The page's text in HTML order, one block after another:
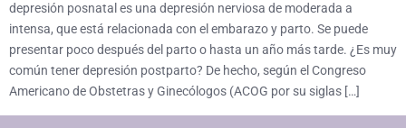
depresión posnatal es una depresión nerviosa de moderada a
intensa, que está relacionada con el embarazo y parto. Se puede
presentar poco después del parto o hasta un año más tarde. ¿Es muy
común tener depresión postparto? De hecho, según el Congreso
Americano de Obstetras y Ginecólogos (ACOG por su siglas […]